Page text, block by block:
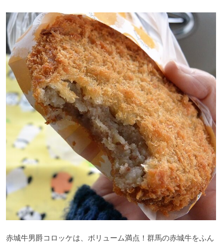
赤城牛男爵コロッケは、ボリューム満点！群馬の赤城牛をふん